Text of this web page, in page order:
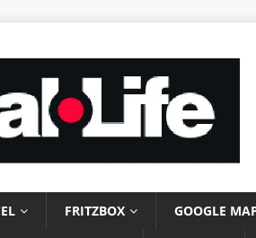
FRITZBOX GOOGLE